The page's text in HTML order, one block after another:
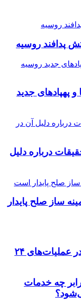
پهپادهای جدید
درباره دلیل
ساز صلح پایدار
فوت ۴ نفر و مصدومیت ۲۵ تن در عملیات‌های ۲۴
چه خدمات